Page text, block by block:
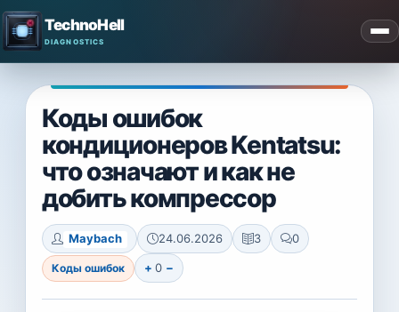
TechnoHell
Коды ошибок
кондиционеров Kentatsu:
что означают и как не
добить компрессор
Maybach 24.06.2026 3 0
Коды ошибок + 0 −